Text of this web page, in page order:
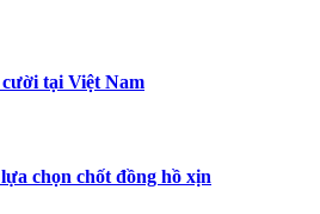
tại Việt Nam
chọn chốt đồng hồ xịn